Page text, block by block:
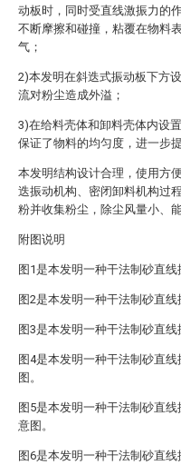
动板时，同时受直线激振力的
不断摩擦和碰撞，粘覆在物料
气；
2)本发明在斜迭式振动板下方
流对粉尘造成外溢；
3)在给料壳体和卸料壳体内设
保证了物料的均匀度，进一步
本发明结构设计合理，使用方
迭振动机构、密闭卸料机构过
粉并收集粉尘，除尘风量小、
附图说明
图1是本发明一种干法制砂直
图2是本发明一种干法制砂直线
图3是本发明一种干法制砂直线
图4是本发明一种干法制砂直
图。
图5是本发明一种干法制砂直
意图。
图6是本发明一种干法制砂直